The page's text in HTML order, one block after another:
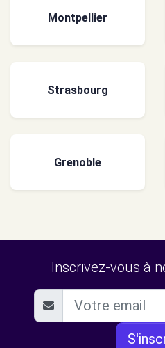
Montpellier
Strasbourg
Grenoble
Inscrivez-vous à